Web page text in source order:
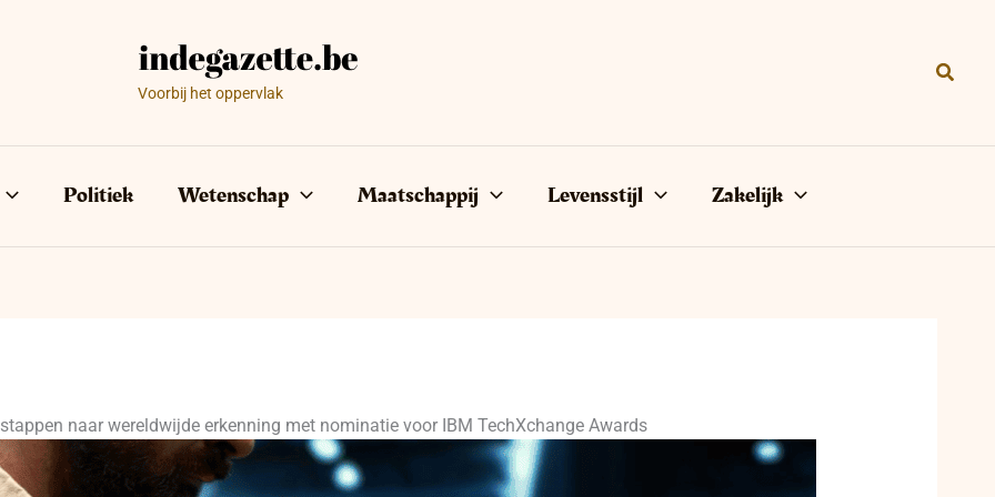
Voorbij het oppervlak
Politiek Wetenschap Maatschappij Levensstijl Zakelijk
naar wereldwijde erkenning met nominatie voor IBM TechXchange Awards